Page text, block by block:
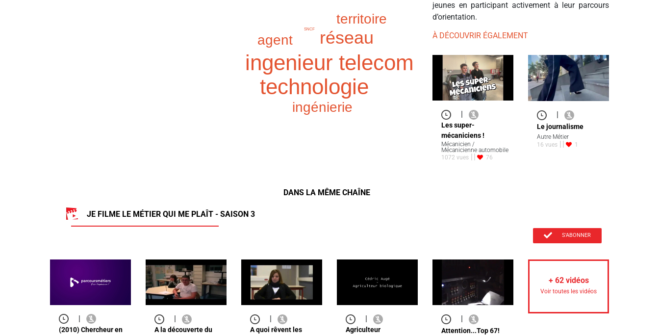
ingenieur telecom
technologie
réseau
agent
territoire
ingénierie
SNCF
jeunes en participant activement à leur parcours
d’orientation.
À DÉCOUVRIR ÉGALEMENT
|
Les super-
mécaniciens !
Mécanicien /
Mécanicienne automobile
1072 vues
76
|
Le journalisme
Autre Métier
16 vues
1
DANS LA MÊME CHAÎNE
JE FILME LE MÉTIER QUI ME PLAÎT - SAISON 3
S'ABONNER
|
(2010) Chercheur en
|
A la découverte du
|
A quoi rêvent les
|
Agriculteur
|
Attention...Top 67!
+ 62vidéos
Voir toutes les vidéos